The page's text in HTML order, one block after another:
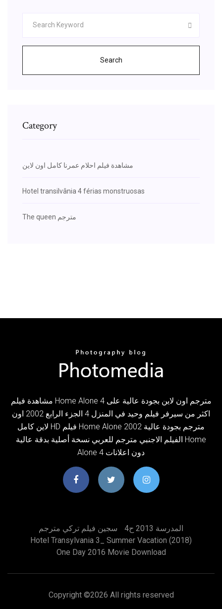
Search
Category
مشاهدة فيلم احلام عمرنا كامل اون لاين
Hotel transilvânia 4 férias monstruosas
The queen مترجم
مشاهدة فيلم Home Alone 4 مترجم اون لاين بجودة عالية على
اكثر من سيرفر فيلم وحيد في المنزل 4 الجزء الرابع 2002 اون
لاين كامل HD فيلم Home Alone 2002 مترجم بجودة عالية
الفيلم الاجنبي مترجم للعربي نسخة أصلية بدقة عالية Home
Alone 4 دون اعلانات
سجين فيلم تركي مترجم
المدرسة 2013 ح4
Hotel Transylvania 3_ Summer Vacation (2018)
One Day 2016 Movie Download
Copyright ©2026 All rights reserved